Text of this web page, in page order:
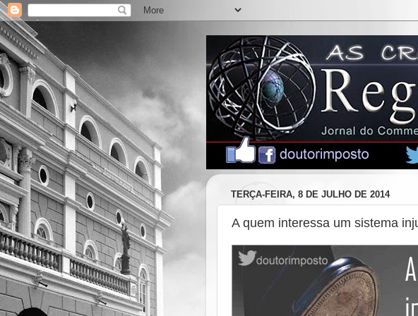
TERÇA-FEIRA, 8 DE JULHO DE 2014
A quem interessa um sistema